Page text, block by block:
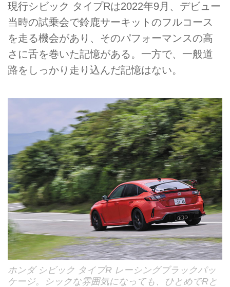
現行シビック タイプRは2022年9月、デビュー
当時の試乗会で鈴鹿サーキットのフルコース
を走る機会があり、そのパフォーマンスの高
さに舌を巻いた記憶がある。一方で、一般道
路をしっかり走り込んだ記憶はない。
ホンダ シビック タイプR レーシングブラックパッ
ケージ。シックな雰囲気になっても、ひとめでRと